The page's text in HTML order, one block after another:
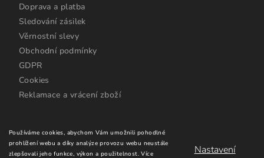
Používáme cookies, abychom Vám umožnili pohodlné
prohlížení webu a díky analýze provozu webu neustále
zlepšovali jeho funkce, výkon a použitelnost.Více Nastavení
Doprava a platba
Sledování zásilek
Věrnostní slevy
Obchodní podmínky
GDPR
Cookies
Reklamace a vrácení zboží